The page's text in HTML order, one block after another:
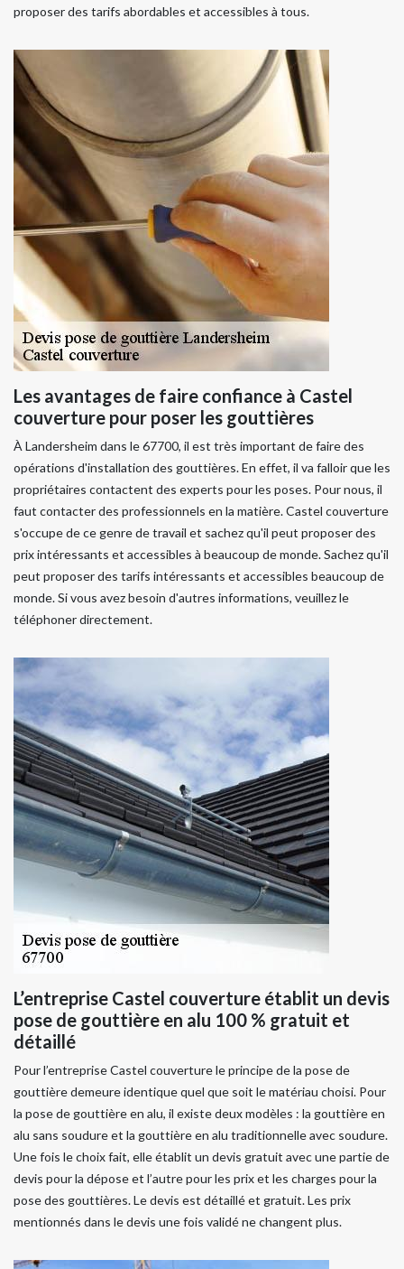
proposer des tarifs abordables et accessibles à tous.
Les avantages de faire confiance à Castel
couverture pour poser les gouttières
À Landersheim dans le 67700, il est très important de faire des
opérations d'installation des gouttières. En effet, il va falloir que les
propriétaires contactent des experts pour les poses. Pour nous, il
faut contacter des professionnels en la matière. Castel couverture
s'occupe de ce genre de travail et sachez qu'il peut proposer des
prix intéressants et accessibles à beaucoup de monde. Sachez qu'il
peut proposer des tarifs intéressants et accessibles beaucoup de
monde. Si vous avez besoin d'autres informations, veuillez le
téléphoner directement.
L’entreprise Castel couverture établit un devis
pose de gouttière en alu 100 % gratuit et
détaillé
Pour l’entreprise Castel couverture le principe de la pose de
gouttière demeure identique quel que soit le matériau choisi. Pour
la pose de gouttière en alu, il existe deux modèles : la gouttière en
alu sans soudure et la gouttière en alu traditionnelle avec soudure.
Une fois le choix fait, elle établit un devis gratuit avec une partie de
devis pour la dépose et l’autre pour les prix et les charges pour la
pose des gouttières. Le devis est détaillé et gratuit. Les prix
mentionnés dans le devis une fois validé ne changent plus.